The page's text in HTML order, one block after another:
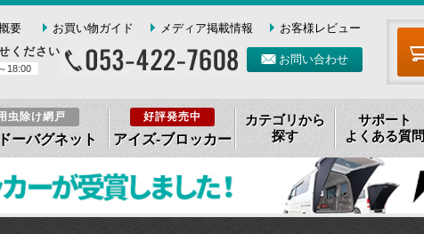
要 お買い物ガイド メディア掲載情報
お客様レビュー
ください
18:00
お問い合わせ
虫除け網戸
ーバグネット
好評発売中
アイズ-ブロッカー
カテゴリから
探す
サポート
よくある質問